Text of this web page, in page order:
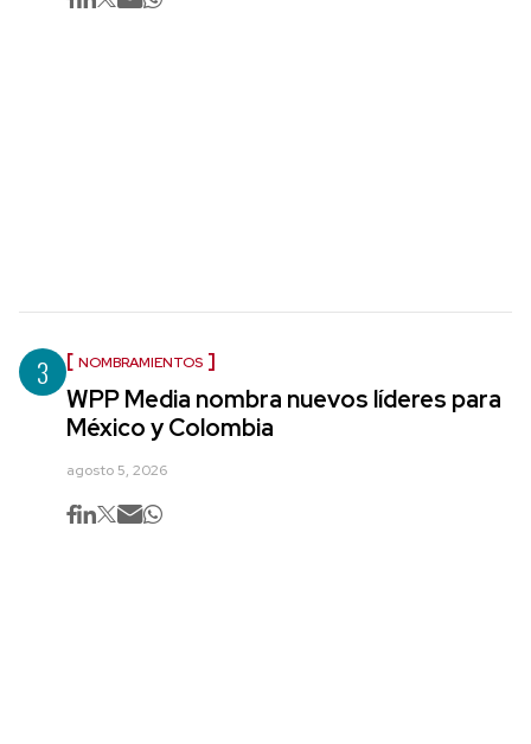
3 NOMBRAMIENTOS
WPP Media nombra nuevos líderes para
México y Colombia
agosto 5, 2026